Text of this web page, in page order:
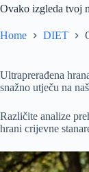
Ovako izgleda tvoj
Home DIET
Ultraprerađena
snažno utječu na
Različite analize
hrani crijevne